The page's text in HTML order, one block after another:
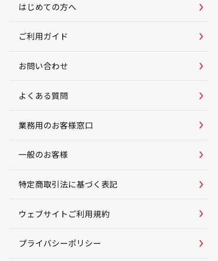
はじめての方へ
ご利用ガイド
お問い合わせ
よくある質問
業務用のお客様窓口
一般のお客様
特定商取引法に基づく表記
ウェブサイトご利用規約
プライバシーポリシー